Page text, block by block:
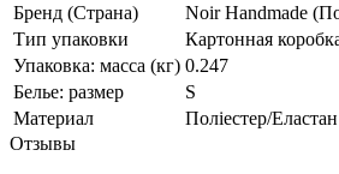
Бренд (Страна)
Noir Handmade
Тип упаковки
Картонная
Упаковка: масса (кг) 0.247
Белье: размер
S
Материал
Поліестер/Еластан
Отзывы